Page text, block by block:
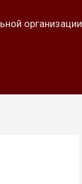
организации